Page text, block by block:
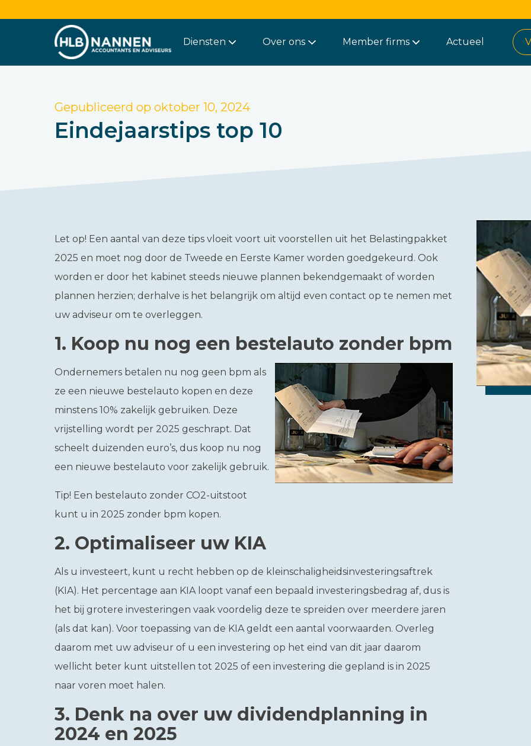
Diensten Over ons Member firms Actueel
Gepubliceerd op oktober 10, 2024
Eindejaarstips top 10
Let op! Een aantal van deze tips vloeit voort uit voorstellen uit het Belastingpakket
2025 en moet nog door de Tweede en Eerste Kamer worden goedgekeurd. Ook
worden er door het kabinet steeds nieuwe plannen bekendgemaakt of worden
plannen herzien; derhalve is het belangrijk om altijd even contact op te nemen met
uw adviseur om te overleggen.
1. Koop nu nog een bestelauto zonder bpm
Ondernemers betalen nu nog geen bpm als
ze een nieuwe bestelauto kopen en deze
minstens 10% zakelijk gebruiken. Deze
vrijstelling wordt per 2025 geschrapt. Dat
scheelt duizenden euro’s, dus koop nu nog
een nieuwe bestelauto voor zakelijk gebruik.
Tip! Een bestelauto zonder CO2-uitstoot
kunt u in 2025 zonder bpm kopen.
2. Optimaliseer uw KIA
Als u investeert, kunt u recht hebben op de kleinschaligheidsinvesteringsaftrek
(KIA). Het percentage aan KIA loopt vanaf een bepaald investeringsbedrag af, dus is
het bij grotere investeringen vaak voordelig deze te spreiden over meerdere jaren
(als dat kan). Voor toepassing van de KIA geldt een aantal voorwaarden. Overleg
daarom met uw adviseur of u een investering op het eind van dit jaar daarom
wellicht beter kunt uitstellen tot 2025 of een investering die gepland is in 2025
naar voren moet halen.
3. Denk na over uw dividendplanning in
2024 en 2025